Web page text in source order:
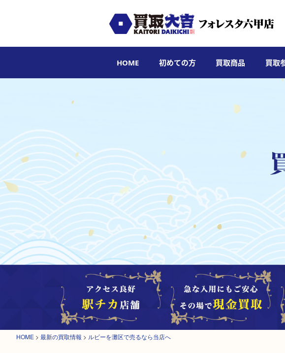
HOME 初めての方 買取商品 買取
HOME > 最新の買取情報 > ルビーを灘区で売るなら当店へ